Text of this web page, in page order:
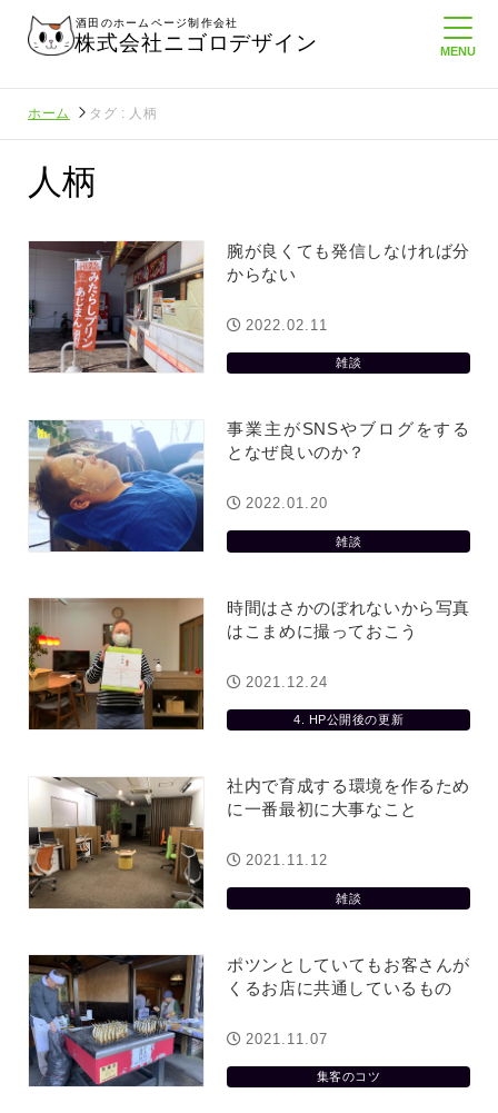
酒田のホームページ制作会社
株式会社ニゴロデザイン
ホーム タグ : 人柄
人柄
腕が良くても発信しなければ分
からない
雑談
2022.02.11
事業主がSNSやブログをする
となぜ良いのか？
雑談
2022.01.20
時間はさかのぼれないから写真
はこまめに撮っておこう
4. HP公開後の更新
2021.12.24
社内で育成する環境を作るため
に一番最初に大事なこと
雑談
2021.11.12
ポツンとしていてもお客さんが
くるお店に共通しているもの
集客のコツ
2021.11.07
に負けない
に立ちたい
益が残らない仕事になってしまって